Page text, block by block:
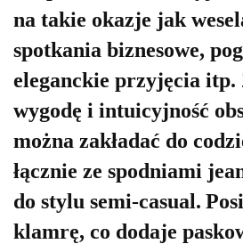
na takie okazje jak
spotkania biznesowe,
eleganckie przyjęcia itp.
wygodę i intuicyjność
można zakładać do
łącznie ze spodniami
do stylu semi-casual.
klamrę, co dodaje